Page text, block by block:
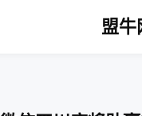
盟牛